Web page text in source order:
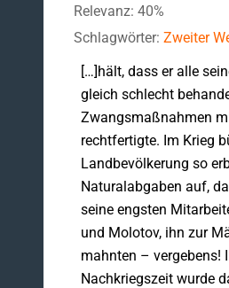
Relevanz: 40%
Schlagwörter: Zweiter
[…]hält, dass er alle
gleich schlecht
Zwangsmaßnahmen
recht­fertigte. Im Krieg
Landbevölkerung so
Naturalabgaben auf,
seine eng­sten
und Molotov, ihn zur
mahnten – verge­bens!
Nachkriegszeit wurde